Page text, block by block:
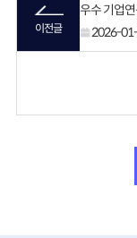
이전글
우수 기업
2026-